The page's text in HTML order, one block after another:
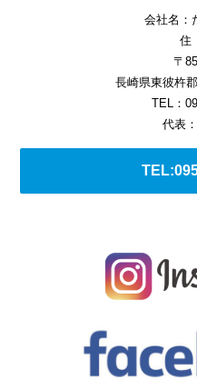
会社名：
住
〒
長崎県東彼杵
TEL：
代表